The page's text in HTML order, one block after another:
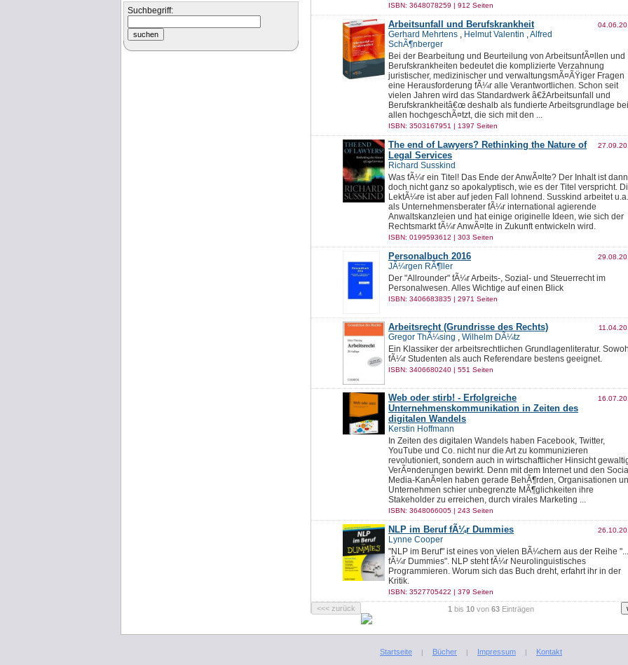
Suchbegriff:
ISBN: 3648078259 | 912 Seiten
Arbeitsunfall und Berufskrankheit
Gerhard Mehrtens , Helmut Valentin ,Alfred
SchÃ¶nberger
Bei der Bearbeitung und Beurteilung von ArbeitsunfÃ¤llen und
Berufskrankheiten bedeutet die komplizierte Verzahnung
juristischer, medizinischer und verwaltungsmÃ¤ÃŸiger Fragen
eine Herausforderung fÃ¼r alle Verantwortlichen. Schon seit
vielen Jahren wird das Standardwerk â€žArbeitsunfall und
Berufskrankheitâ€œ deshalb als fundierte Arbeitsgrundlage bei
allen hochgeschÃ¤tzt, die sich mit den ...
ISBN: 3503167951 | 1397 Seiten
The end of Lawyers? Rethinking the Nature of
Legal Services
Richard Susskind
Was fÃ¼r ein Titel! Das Ende der AnwÃ¤lte? Der Inhalt ist dann
doch nicht ganz so apokalyptisch, wie es der Titel verspricht.
LektÃ¼re ist aber auf jeden Fall lohnend. Susskind arbeitet u.a.
als Unternehmensberater fÃ¼r international agierende
Anwaltskanzleien und hat einige originelle Ideen, wie sich der
Rechtsmarkt fÃ¼r AnwÃ¤lte in Zukunft entwickeln wird.
ISBN: 0199593612 | 303 Seiten
Personalbuch 2016
JÃ¼rgen RÃ¶ller
Der "Allrounder" fÃ¼r Arbeits-, Sozial- und Steuerrecht im
Personalwesen. Alles Wichtige auf einen Blick
ISBN: 3406683835 | 2971 Seiten
Arbeitsrecht (Grundrisse des Rechts)
Gregor ThÃ¼sing , Wilhelm DÃ¼tz
Ein Klassiker der arbeitsrechtlichen Grundlagenliteratur. Sowohl
fÃ¼r Studenten als auch Referendare bestens geeignet.
ISBN: 3406680240 | 551 Seiten
Web oder stirb! - Erfolgreiche
Unternehmenskommunikation in Zeiten des
digitalen Wandels
Kerstin Hoffmann
In Zeiten des digitalen Wandels haben Facebook, Twitter,
YouTube und Co. nicht nur die Art zu kommunizieren
revolutioniert, sondern auch in wirtschaftlicher Hinsicht
VerÃ¤nderungen bewirkt. Denn mit dem Internet und den
Media-KanÃ¤len haben gerade BehÃ¶rden, Organisationen
Unternehmen schier unbegrenzte MÃ¶glichkeiten ihre
Stakeholder zu erreichen, durch virales Marketing ...
ISBN: 3648066005 | 243 Seiten
NLP im Beruf fÃ¼r Dummies
Lynne Cooper
"NLP im Beruf" ist eines von vielen BÃ¼chern aus der Reihe "...
fÃ¼r Dummies". NLP steht fÃ¼r Neurolinguistisches
Programmieren. Worum sich das Buch dreht, erfahrt ihr in der
Kritik.
ISBN: 3527705422 | 379 Seiten
1 bis 10 von 63 Einträgen
Startseite | Bücher | Impressum | Kontakt